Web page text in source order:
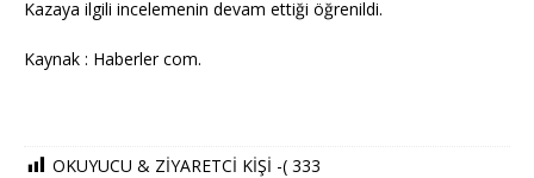
Kazaya ilgili incelemenin devam ettiği öğrenildi.
Kaynak : Haberler com.
OKUYUCU & ZİYARETCİ KİŞİ -( 333